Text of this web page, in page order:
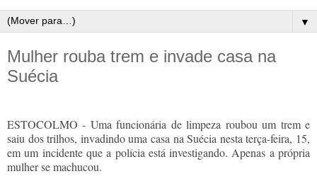
▼
Mulher rouba trem e invade casa na
Suécia
ESTOCOLMO - Uma funcionária de limpeza roubou um trem e
saiu dos trilhos, invadindo uma casa na Suécia nesta terça-feira, 15,
em um incidente que a polícia está investigando. Apenas a própria
mulher se machucou.